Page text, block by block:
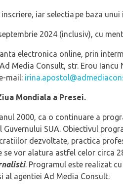
iar selectia pe baza unui
2024 (inclusiv), cu
electronica online, prin
Media Consult, str. Erou
mail:
Mondiala a Presei.
2000, ca o continuare a
SUA. Obiectivul
dezvoltate, practica
vor alatura astfel celor circa
ti. Programul este realizat
al agentiei Ad Media Consult.